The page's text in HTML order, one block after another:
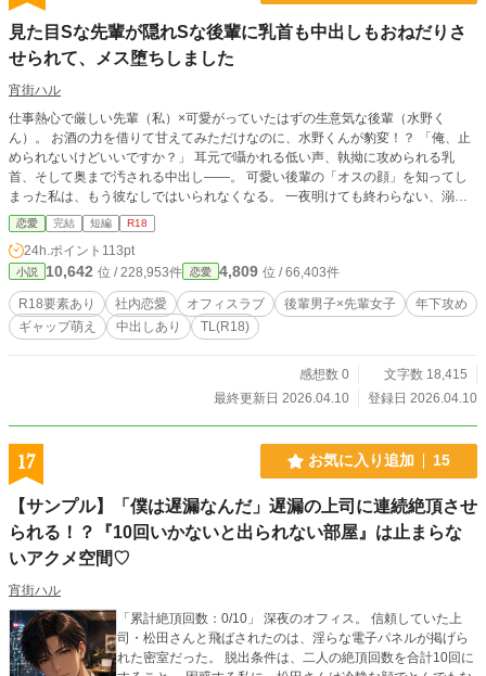
見た目Sな先輩が隠れSな後輩に乳首も中出しもおねだりさ
せられて、メス堕ちしました
宵街ハル
仕事熱心で厳しい先輩（私）×可愛がっていたはずの生意気な後輩（水野く
ん）。 お酒の力を借りて甘えてみただけなのに、水野くんが豹変！？ 「俺、止
められないけどいいですか？」 耳元で囁かれる低い声、執拗に攻められる乳
首、そして奥まで汚される中出し――。 可愛い後輩の「オスの顔」を知ってし
まった私は、もう彼なしではいられなくなる。 一夜明けても終わらない、溺愛
と執着の物語。 ※本作はpixivからの再録です。 ※サイトの傾向に合わせ、タイ
トルや内容を一部調整しております。
恋愛 完結 短編 R18
24h.ポイント 113pt
小説 10,642 位 / 228,953件 恋愛 4,809 位 / 66,403件
R18要素あり 社内恋愛 オフィスラブ 後輩男子×先輩女子
年下攻め
ギャップ萌え
中出しあり TL(R18)
感想数 0
文字数 18,415
最終更新日 2026.04.10
登録日 2026.04.10
17 お気に入り追加 15
【サンプル】「僕は遅漏なんだ」遅漏の上司に連続絶頂させ
られる！？『10回いかないと出られない部屋』は止まらな
いアクメ空間♡
宵街ハル
「累計絶頂回数：0/10」 深夜のオフィス。 信頼していた上
司・松田さんと飛ばされたのは、淫らな電子パネルが掲げら
れた密室だった。 脱出条件は、二人の絶頂回数を合計10回に